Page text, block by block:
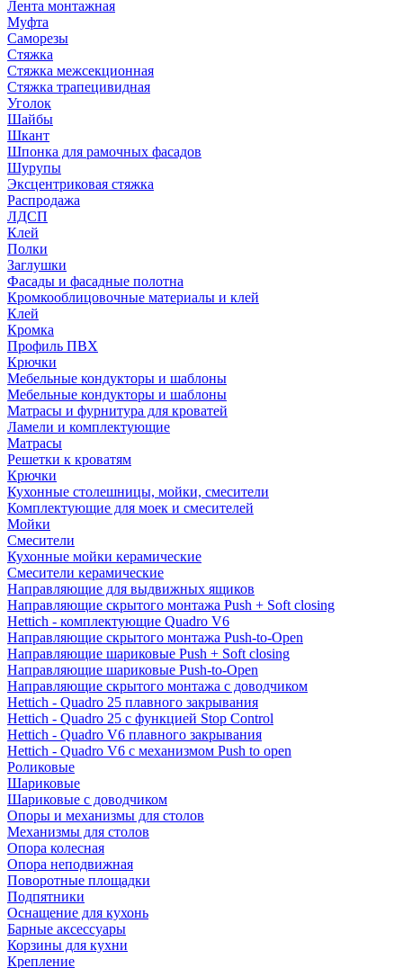
Лента монтажная
Муфта
Саморезы
Стяжка
Стяжка межсекционная
Стяжка трапецивидная
Уголок
Шайбы
Шкант
Шпонка для рамочных фасадов
Шурупы
Эксцентриковая стяжка
Распродажа
ЛДСП
Клей
Полки
Заглушки
Фасады и фасадные полотна
Кромкооблицовочные материалы и клей
Клей
Кромка
Профиль ПВХ
Крючки
Мебельные кондукторы и шаблоны
Мебельные кондукторы и шаблоны
Матрасы и фурнитура для кроватей
Ламели и комплектующие
Матрасы
Решетки к кроватям
Крючки
Кухонные столешницы, мойки, смесители
Комплектующие для моек и смесителей
Мойки
Смесители
Кухонные мойки керамические
Смесители керамические
Направляющие для выдвижных ящиков
Направляющие скрытого монтажа Push + Soft closing
Hettich - комплектующие Quadro V6
Направляющие скрытого монтажа Push-to-Open
Направляющие шариковые Push + Soft closing
Направляющие шариковые Push-to-Open
Направляющие скрытого монтажа с доводчиком
Hettich - Quadro 25 плавного закрывания
Hettich - Quadro 25 с функцией Stop Control
Hettich - Quadro V6 плавного закрывания
Hettich - Quadro V6 с механизмом Push to open
Роликовые
Шариковые
Шариковые с доводчиком
Опоры и механизмы для столов
Механизмы для столов
Опора колесная
Опора неподвижная
Поворотные площадки
Подпятники
Оснащение для кухонь
Барные аксессуары
Корзины для кухни
Крепление